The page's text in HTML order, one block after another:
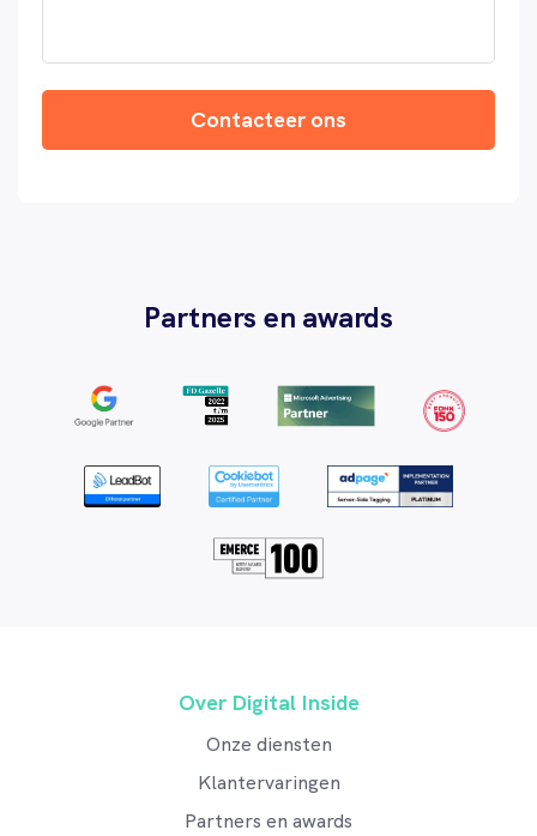
Contacteer ons
Partners en awards
Over Digital Inside
Onze diensten
Klantervaringen
Partners en awards